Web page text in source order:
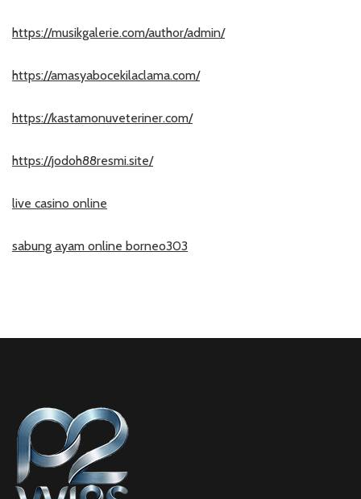
https://musikgalerie.com/author/admin/
https://amasyabocekilaclama.com/
https://kastamonuveteriner.com/
https://jodoh88resmi.site/
live casino online
sabung ayam online borneo303